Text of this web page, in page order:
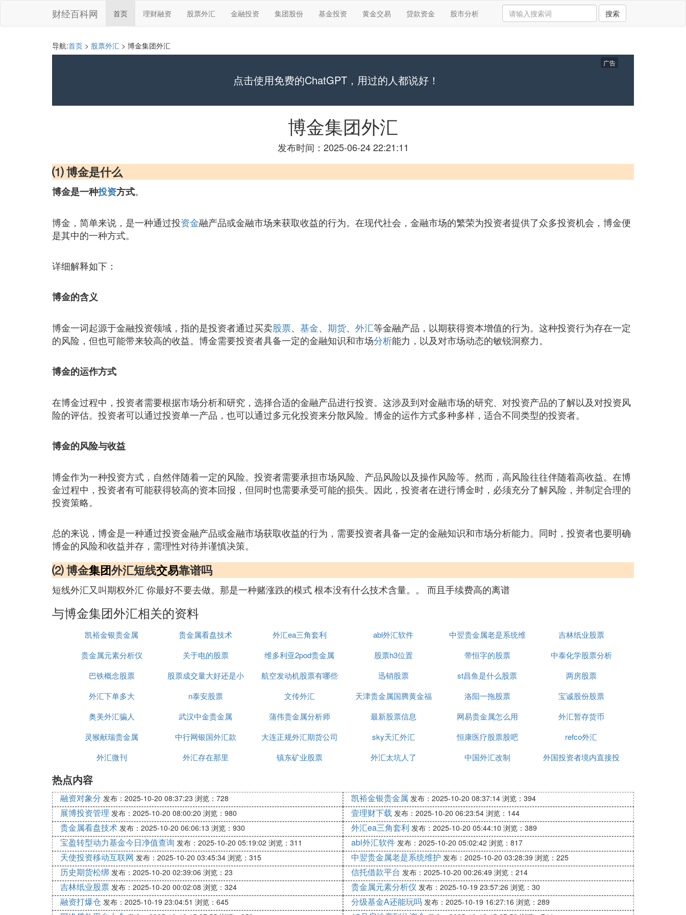
财经百科网 首页 理财融资 股票外汇 金融投资 集团股份 基金投资 黄金交易 贷款资金 股市分析 搜索
导航:首页 > 股票外汇 > 博金集团外汇
点击使用免费的ChatGPT，用过的人都说好！
广告
博金集团外汇
发布时间：2025-06-24 22:21:11
⑴ 博金是什么
博金是一种投资方式。
博金，简单来说，是一种通过投资金融产品或金融市场来获取收益的行为。在现代社会，金融市场的繁荣为投资者提供了众多投资机会，博金便
是其中的一种方式。
详细解释如下：
博金的含义
博金一词起源于金融投资领域，指的是投资者通过买卖股票、 基金、 期货、 外汇等金融产品，以期获得资本增值的行为。这种投资行为存在一定
的风险，但也可能带来较高的收益。博金需要投资者具备一定的金融知识和市场分析能力，以及对市场动态的敏锐洞察力。
博金的运作方式
在博金过程中，投资者需要根据市场分析和研究，选择合适的金融产品进行投资。这涉及到对金融市场的研究、对投资产品的了解以及对投资风
险的评估。投资者可以通过投资单一产品，也可以通过多元化投资来分散风险。博金的运作方式多种多样，适合不同类型的投资者。
博金的风险与收益
博金作为一种投资方式，自然伴随着一定的风险。投资者需要承担市场风险、产品风险以及操作风险等。然而，高风险往往伴随着高收益。在博
金过程中，投资者有可能获得较高的资本回报，但同时也需要承受可能的损失。因此，投资者在进行博金时，必须充分了解风险，并制定合理的
投资策略。
总的来说，博金是一种通过投资金融产品或金融市场获取收益的行为，需要投资者具备一定的金融知识和市场分析能力。同时，投资者也要明确
博金的风险和收益并存，需理性对待并谨慎决策。
⑵ 博金集团外汇短线交易靠谱吗
短线外汇又叫期权外汇 你最好不要去做。那是一种赌涨跌的模式 根本没有什么技术含量。。 而且手续费高的离谱
与博金集团外汇相关的资料
凯裕金银贵金属 贵金属看盘技术 外汇ea三角套利 abl外汇软件
中翌贵金属老是系统维
护
吉林纸业股票
贵金属元素分析仪
关于电的股票 维多利亚2pod贵金属 股票h3位置 带恒字的股票
中泰化学股票分析
巴铁概念股票
股票成交量大好还是小
好
航空发动机股票有哪些 迅销股票 st昌鱼是什么股票
两房股票
外汇下单多大
n泰安股票 文传外汇
天津贵金属国腾黄金福
州营业部电话
洛阳一拖股票
宝诚股份股票
奥美外汇骗人
武汉中金贵金属 蒲伟贵金属分析师 最新股票信息 网易贵金属怎么用
外汇暂存货币
灵猴献瑞贵金属
中行网银国外汇款 大连正规外汇期货公司 sky天汇外汇 恒康医疗股票股吧
refco外汇
外汇微刊
外汇存在那里 镇东矿业股票 外汇太坑人了 中国外汇改制
外国投资者境内直接投
热点内容
融资对象分 发布：2025-10-20 08:37:23 浏览：728 凯裕金银贵金属 发布：2025-10-20 08:37:14 浏览：394
展博投资管理 发布：2025-10-20 08:00:20 浏览：980 壹理财下载 发布：2025-10-20 06:23:54 浏览：144
贵金属看盘技术 发布：2025-10-20 06:06:13 浏览：930 外汇ea三角套利 发布：2025-10-20 05:44:10 浏览：389
宝盈转型动力基金今日净值查询 发布：2025-10-20 05:19:02 浏览：311 abl外汇软件 发布：2025-10-20 05:02:42 浏览：817
天使投资移动互联网 发布：2025-10-20 03:45:34 浏览：315 中翌贵金属老是系统维护 发布：2025-10-20 03:28:39 浏览：225
历史期货松绑 发布：2025-10-20 02:39:06 浏览：23 信托借款平台 发布：2025-10-20 00:26:49 浏览：214
吉林纸业股票 发布：2025-10-20 00:02:08 浏览：324 贵金属元素分析仪 发布：2025-10-19 23:57:26 浏览：30
融资打爆仓 发布：2025-10-19 23:04:51 浏览：645 分级基金A还能玩吗 发布：2025-10-19 16:27:16 浏览：289